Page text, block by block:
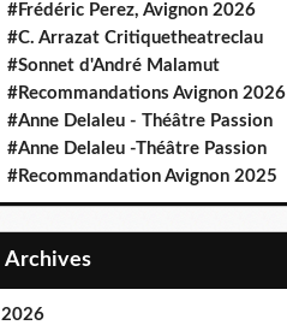
#Frédéric Perez, Avignon 2026
#C. Arrazat Critiquetheatreclau
#Sonnet d'André Malamut
#Recommandations Avignon 2026
#Anne Delaleu - Théâtre Passion
#Anne Delaleu -Théâtre Passion
#Recommandation Avignon 2025
Archives
2026